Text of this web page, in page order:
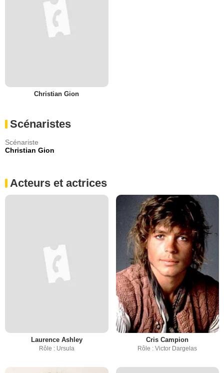
Christian Gion
Scénaristes
Scénariste
Christian Gion
Acteurs et actrices
Laurence Ashley
Rôle : Ursula
Cris Campion
Rôle : Victor Dargelas